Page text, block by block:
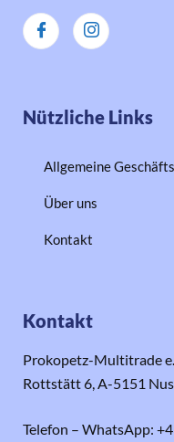
Nützliche Links
Allgemeine
Über uns
Kontakt
Kontakt
Prokopetz-Multitrade
Rottstätt 6, A-5151
Telefon – WhatsApp: